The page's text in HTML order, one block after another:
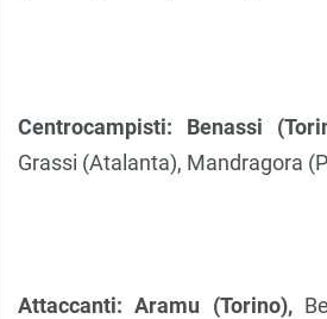
Centrocampisti: Benassi
Grassi (Atalanta), Mandragora
Attaccanti: Aramu (Torino),